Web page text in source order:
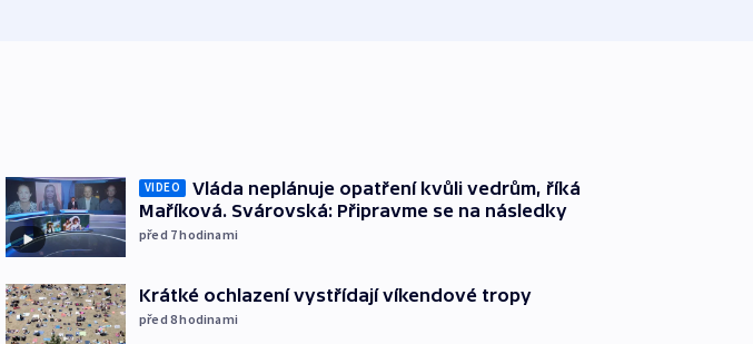
VIDEO
Vláda neplánuje opatření kvůli vedrům, říká
Maříková. Svárovská: Připravme se na následky
před 7hodinami
Krátké ochlazení vystřídají víkendové tropy
před 8hodinami